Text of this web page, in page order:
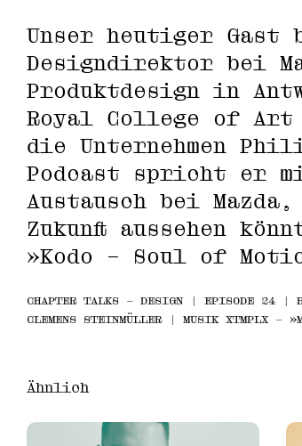
Unser heutiger
Designdirektor bei
Produktdesign in
Royal College of Art
die Unternehmen
Podcast spricht er
Austausch bei
Zukunft aussehen
»Kodo – Soul of
CHAPTER TALKS – DESIGN | EPISODE 24 |
CLEMENS STEINMÜLLER | MUSIK XTMPLX –
Ähnlich